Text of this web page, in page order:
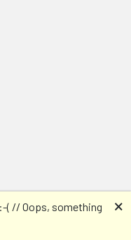
( // Oops, something
🗙